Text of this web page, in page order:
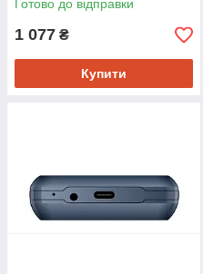
Готово до відправки
1 077 ₴
Купити